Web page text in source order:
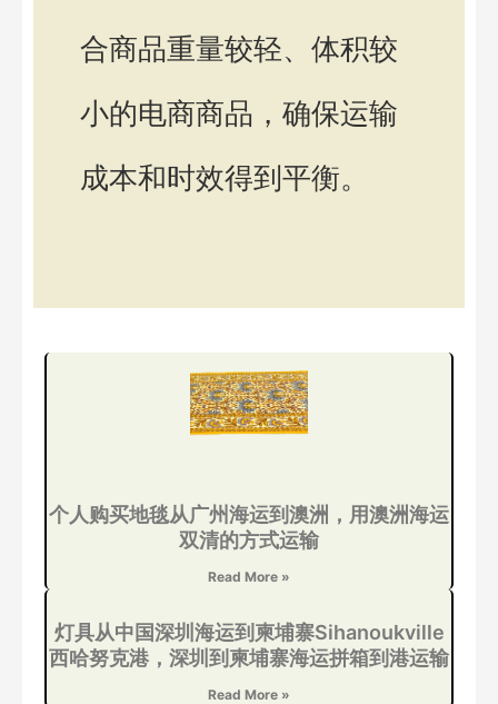
合商品重量较轻、体积较
小的电商商品，确保运输
成本和时效得到平衡。
个人购买地毯从广州海运到澳洲，用澳洲海运
双清的方式运输
Read More »
灯具从中国深圳海运到柬埔寨Sihanoukville
西哈努克港，深圳到柬埔寨海运拼箱到港运输
Read More »